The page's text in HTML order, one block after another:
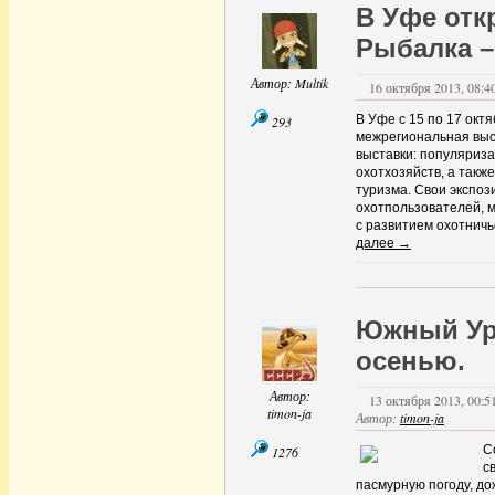
Автор: Multik
293
В Уфе
Рыбалка
16 октября 2013,
В Уфе с 15 по 17
межрегиональная
выставки:
охотхозяйств, а
туризма. Свои
охотпользователей,
с развитием
далее →
Автор:
timon-ja
1276
Южный
осенью.
13 октября 2013,
Автор: timon-ja
пасмурную погоду,